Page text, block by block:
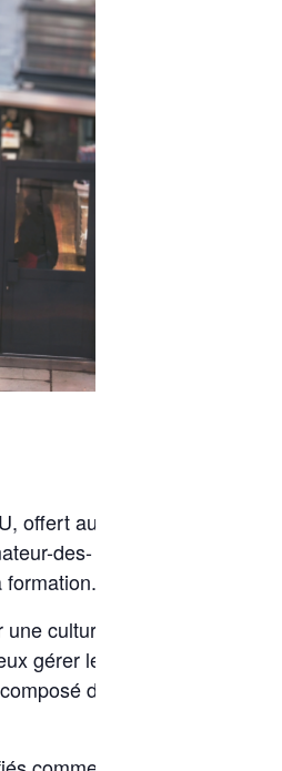
offert au
des-
culture
gérer les
d’une